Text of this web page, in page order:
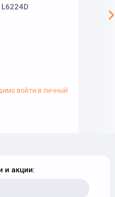
войти в личный
и акции: